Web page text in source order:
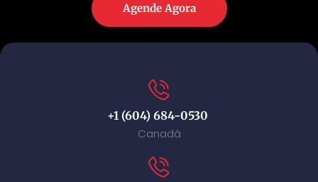
Agende Agora
+1 (604) 684-0530
Canadá